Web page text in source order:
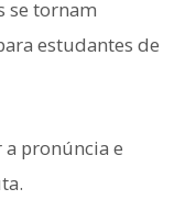
se tornam
estudantes de
pronúncia e